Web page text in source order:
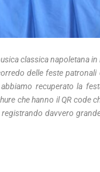
classica napoletana
delle feste
recuperato la
che hanno il QR code
davvero